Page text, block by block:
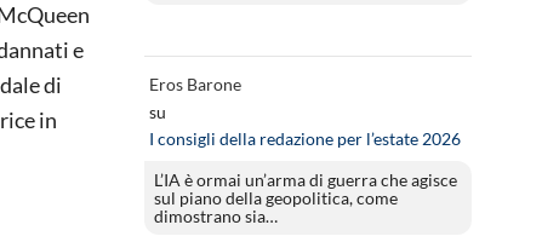
e
di
in
Eros Barone
su
I consigli della redazione per l’estate 2026
L’IA è ormai un’arma di guerra che agisce
sul piano della geopolitica, come
dimostrano sia…